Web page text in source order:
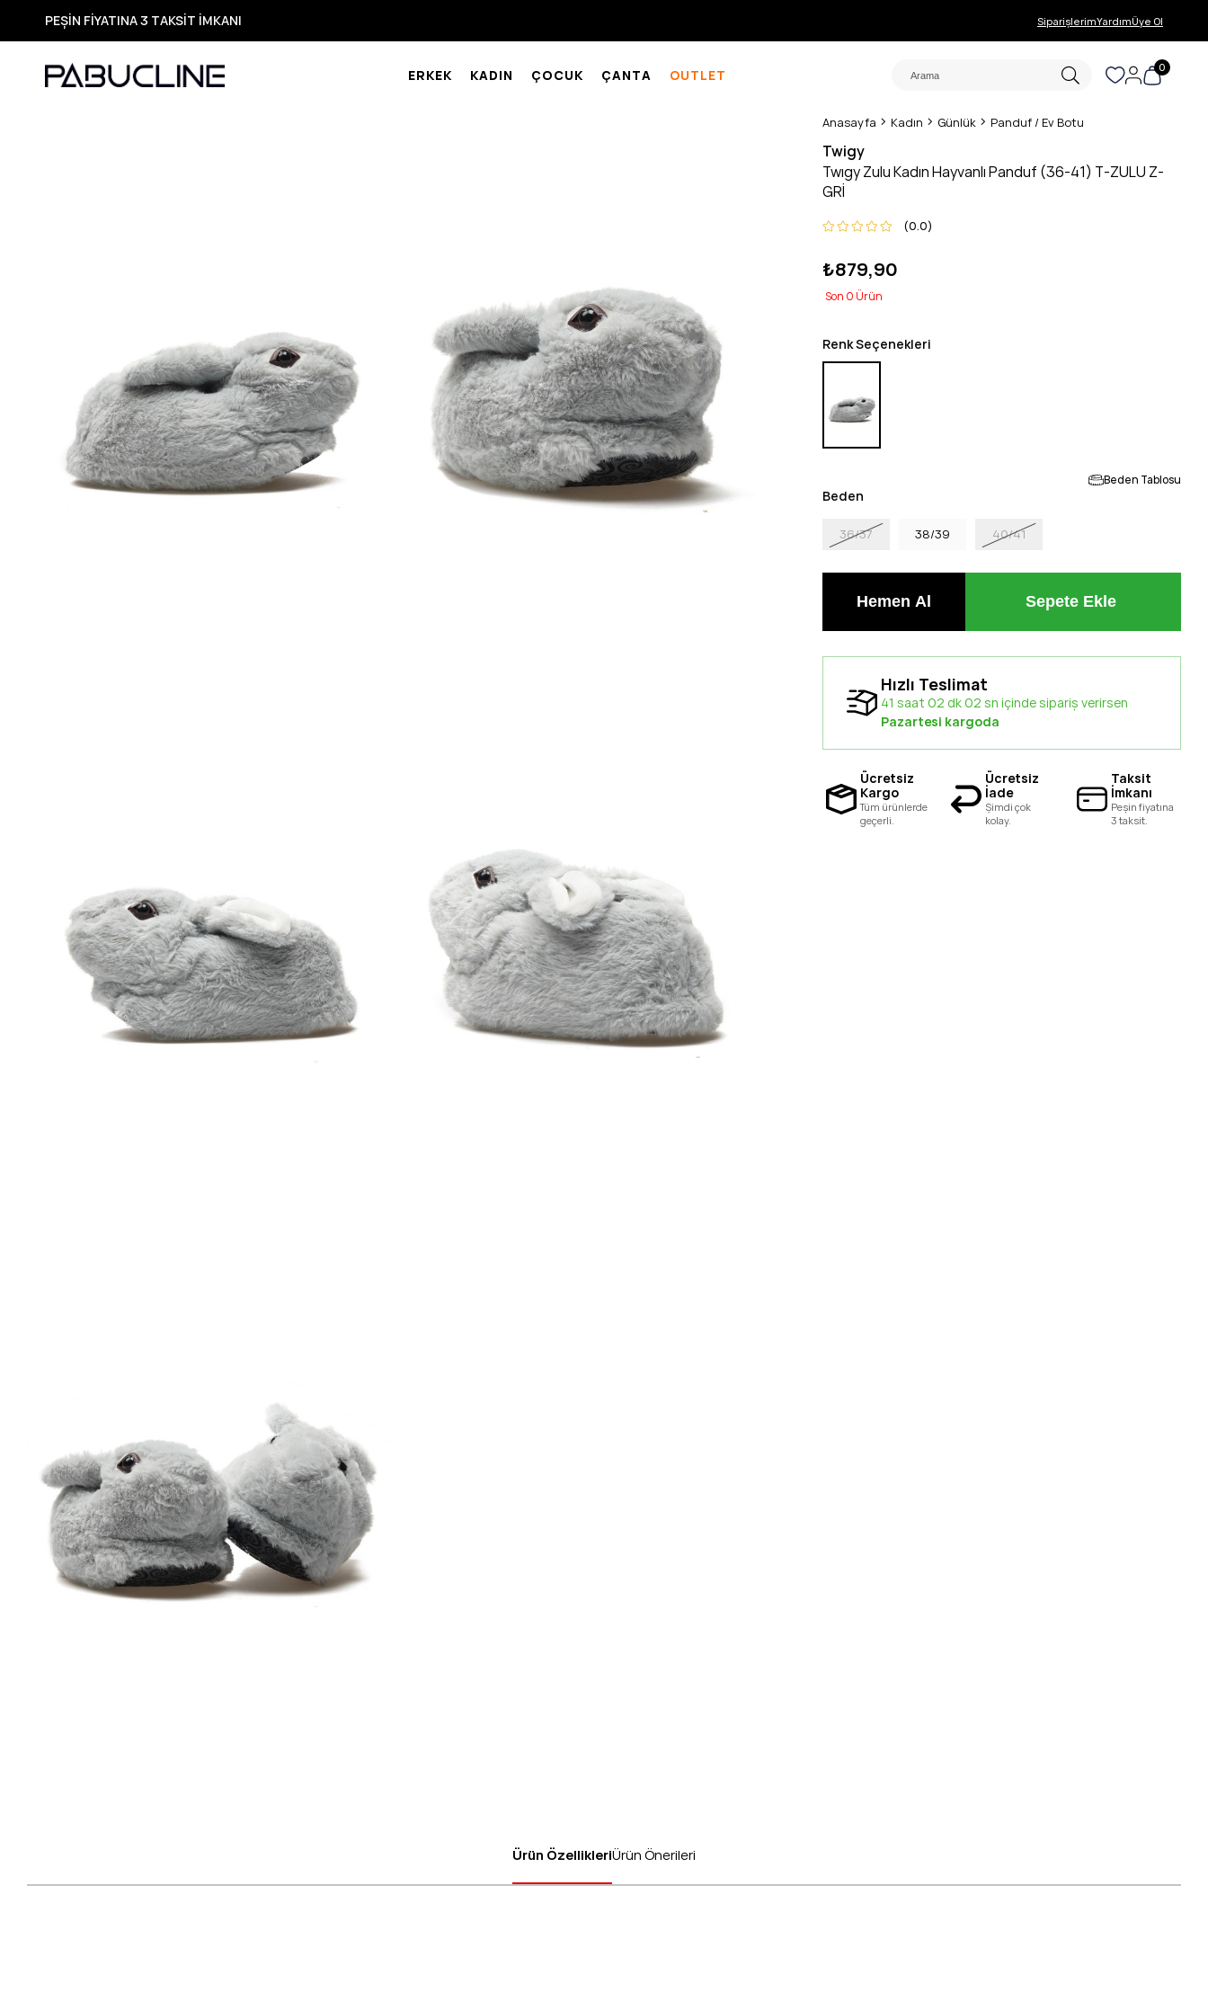
TÜM ÜRÜNLERDE ÜCRETSİZ KARGO
Yeni Sezon Ürünlerde Özel Fırsatlar
Seçili Ürünlerde Hızlı Teslimat
SiparişlerimYardımÜye Ol
ERKEK KADIN ÇOCUK ÇANTA OUTLET 0
Anasayfa Kadın Günlük Panduf / Ev Botu
Twigy
Twıgy Zulu Kadın Hayvanlı Panduf (36-41) T-ZULU Z-
GRİ
0.0
₺879,90
0
Renk Seçenekleri
Beden Tablosu
Beden
36/37 38/39 40/41
Hızlı Teslimat
41 saat 02 dk 01 sn içinde sipariş verirsen
Pazartesi kargoda
Ücretsiz
Kargo
Tüm ürünlerde
geçerli.
Ücretsiz
İade
Şimdi çok
kolay.
Taksit
İmkanı
Peşin fiyatına
3 taksit.
Ürün ÖzellikleriÜrün Önerileri